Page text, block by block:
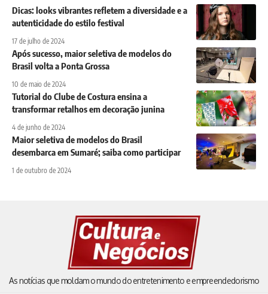
Dicas: looks vibrantes refletem a diversidade e a
autenticidade do estilo festival
17 de julho de 2024
Após sucesso, maior seletiva de modelos do
Brasil volta a Ponta Grossa
10 de maio de 2024
Tutorial do Clube de Costura ensina a
transformar retalhos em decoração junina
4 de junho de 2024
Maior seletiva de modelos do Brasil
desembarca em Sumaré; saiba como participar
1 de outubro de 2024
As notícias que moldam o mundo do entretenimento e empreendedorismo